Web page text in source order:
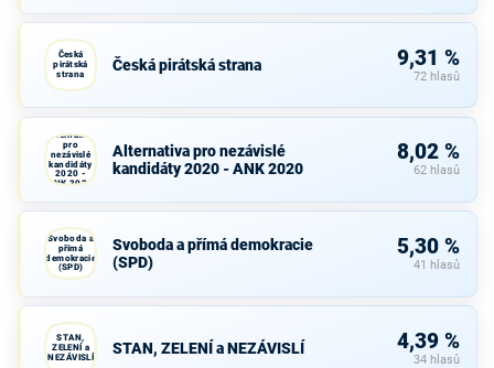
Česká
pirátská
strana
Česká pirátská strana 9,31 %
72 hlasů
Alternativa
pro
nezávislé
kandidáty
2020 -
ANK 2020
Alternativa pro nezávislé
kandidáty 2020 - ANK 2020
8,02 %
62 hlasů
Svoboda a
přímá
demokracie
(SPD)
Svoboda a přímá demokracie
(SPD)
5,30 %
41 hlasů
STAN,
ZELENÍ a
NEZÁVISLÍ
STAN, ZELENÍ a NEZÁVISLÍ 4,39 %
34 hlasů